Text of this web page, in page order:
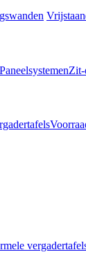
PaneelsystemenZit-